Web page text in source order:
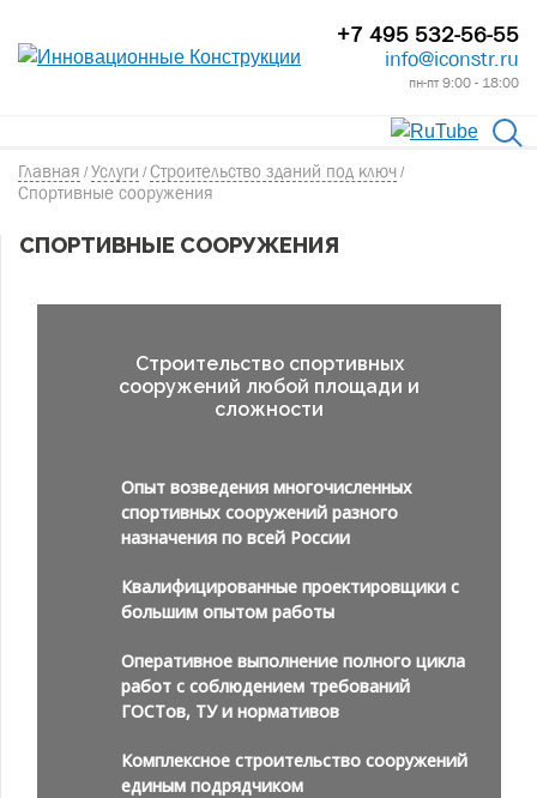
+7 495 532-56-55
info@iconstr.ru
пн-пт 9:00 - 18:00
Главная / Услуги / Строительство зданий под ключ /
Спортивные сооружения
СПОРТИВНЫЕ СООРУЖЕНИЯ
Строительство спортивных
сооружений любой площади и
сложности
Опыт возведения многочисленных
спортивных сооружений разного
назначения по всей России
Квалифицированные проектировщики с
большим опытом работы
Оперативное выполнение полного цикла
работ с соблюдением требований
ГОСТов, ТУ и нормативов
Комплексное строительство сооружений
единым подрядчиком